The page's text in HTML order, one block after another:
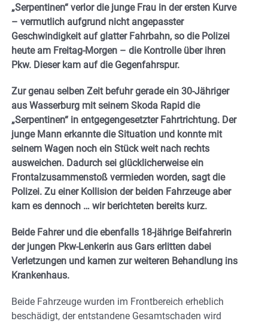
„Serpentinen“ verlor die junge Frau in der ersten Kurve
– vermutlich aufgrund nicht angepasster
Geschwindigkeit auf glatter Fahrbahn, so die Polizei
heute am Freitag-Morgen – die Kontrolle über ihren
Pkw. Dieser kam auf die Gegenfahrspur.
Zur genau selben Zeit befuhr gerade ein 30-Jähriger
aus Wasserburg mit seinem Skoda Rapid die
„Serpentinen“ in entgegengesetzter Fahrtrichtung. Der
junge Mann erkannte die Situation und konnte mit
seinem Wagen noch ein Stück weit nach rechts
ausweichen. Dadurch sei glücklicherweise ein
Frontalzusammenstoß vermieden worden, sagt die
Polizei. Zu einer Kollision der beiden Fahrzeuge aber
kam es dennoch … wir berichteten bereits kurz.
Beide Fahrer und die ebenfalls 18-jährige Beifahrerin
der jungen Pkw-Lenkerin aus Gars erlitten dabei
Verletzungen und kamen zur weiteren Behandlung ins
Krankenhaus.
Beide Fahrzeuge wurden im Frontbereich erheblich
beschädigt, der entstandene Gesamtschaden wird